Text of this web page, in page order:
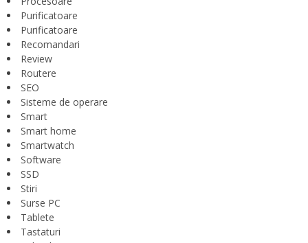
Purificatoare
Purificatoare
Recomandari
Review
Routere
SEO
Sisteme de operare
Smart
Smart home
Smartwatch
Software
SSD
Stiri
Surse PC
Tablete
Tastaturi